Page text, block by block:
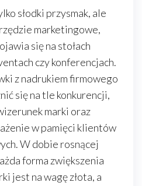
słodki przysmak, ale
marketingowe,
się na stołach
czy konferencjach.
z nadrukiem firmowego
się na tle konkurencji,
marki oraz
w pamięci klientów
W dobie rosnącej
forma zwiększenia
jest na wagę złota, a